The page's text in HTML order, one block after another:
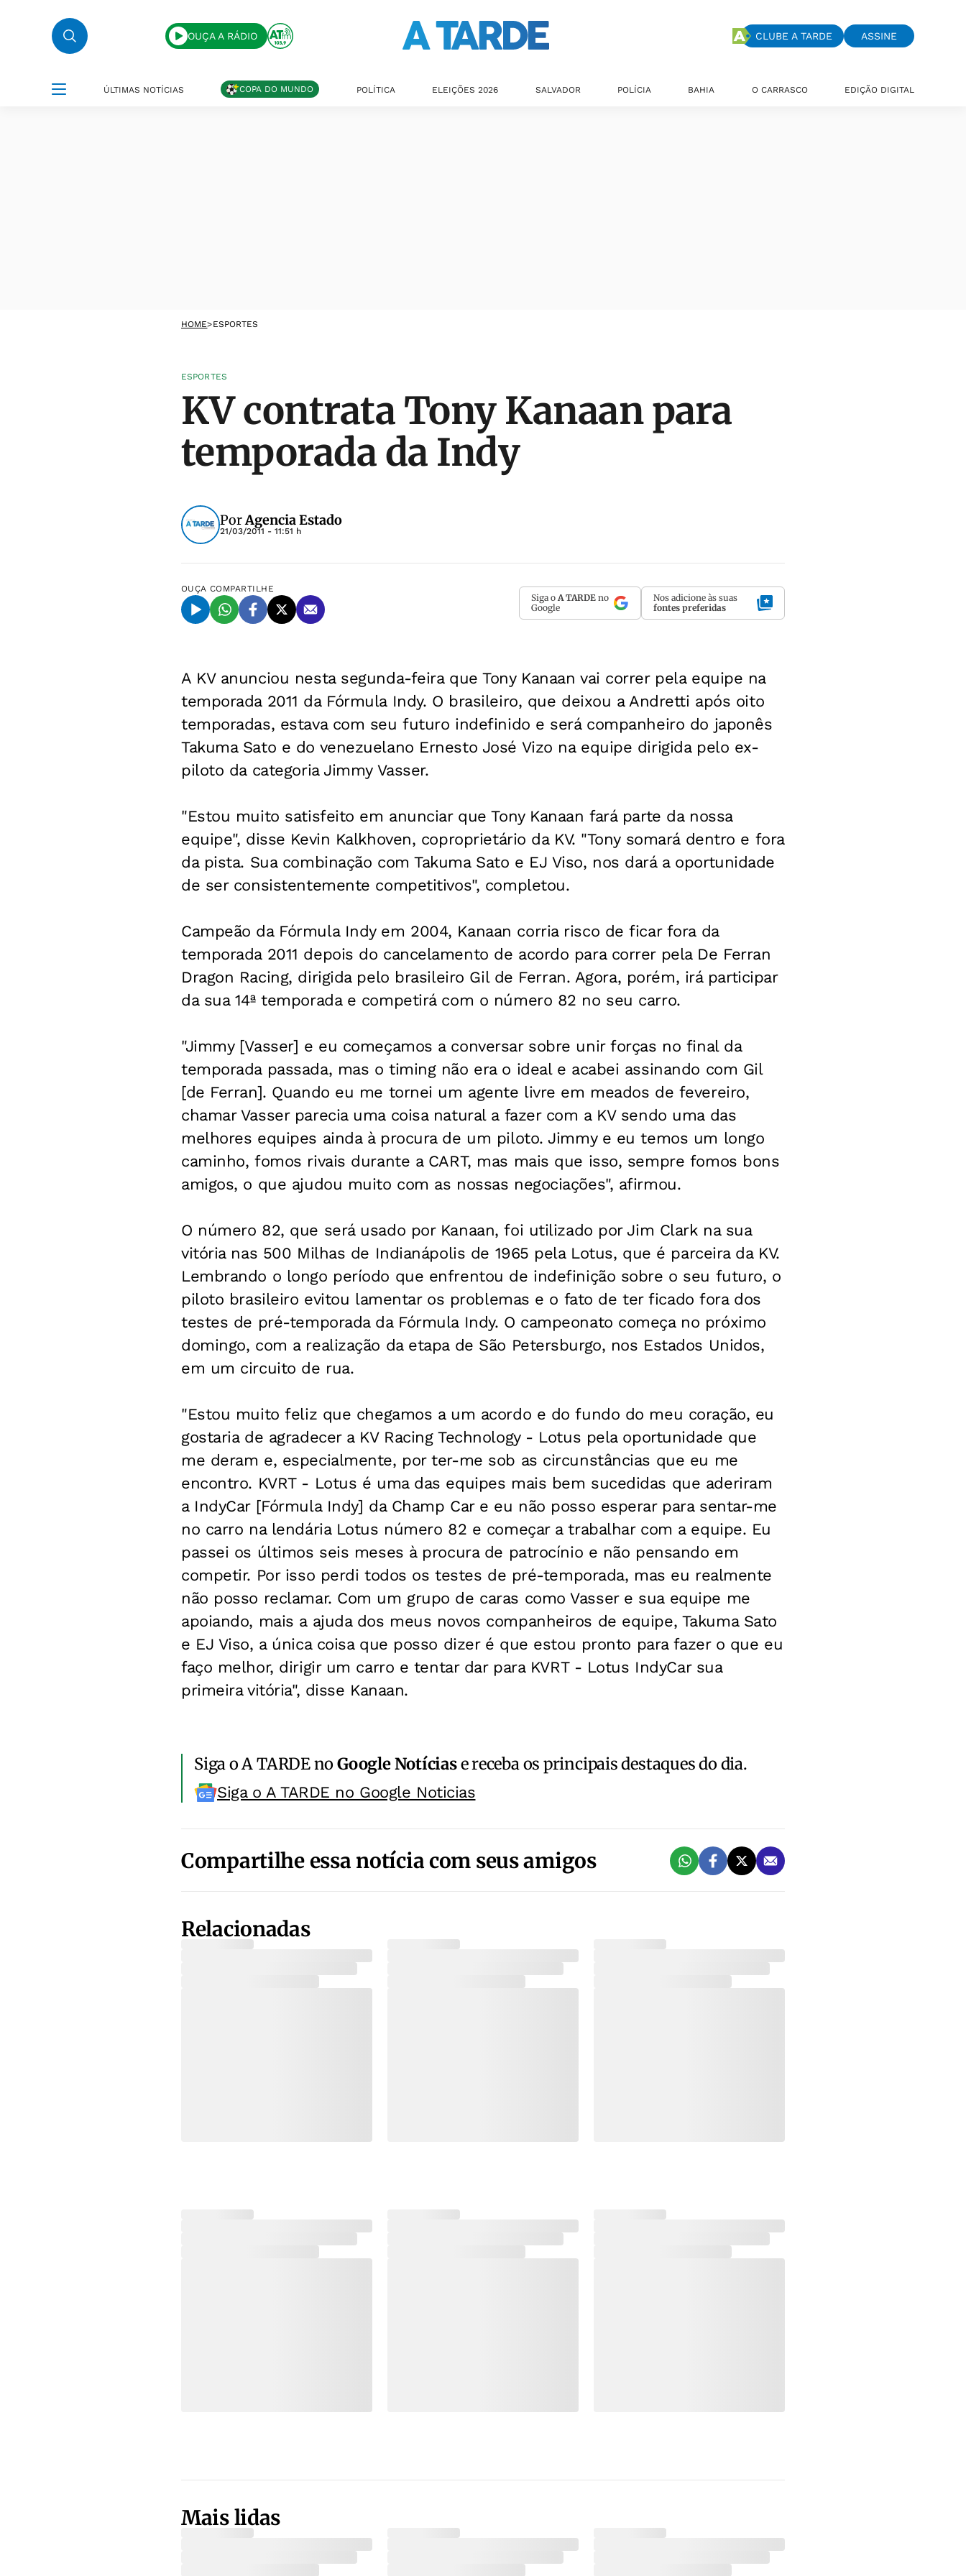
OUÇA A RÁDIO CLUBE A TARDE ASSINE
ÚLTIMAS NOTÍCIAS COPA DO MUNDO POLÍTICA ELEIÇÕES 2026 SALVADOR POLÍCIA BAHIA O CARRASCO EDIÇÃO DIGITAL
HOME>ESPORTES
ESPORTES
KV contrata Tony Kanaan para
temporada da Indy
PorAgencia Estado
21/03/2011 - 11:51 h
OUÇA COMPARTILHE
Siga o A TARDE no
Google
Nos adicione às suas
fontes preferidas
A KV anunciou nesta segunda-feira que Tony Kanaan vai correr pela equipe na
temporada 2011 da Fórmula Indy. O brasileiro, que deixou a Andretti após oito
temporadas, estava com seu futuro indefinido e será companheiro do japonês
Takuma Sato e do venezuelano Ernesto José Vizo na equipe dirigida pelo ex-
piloto da categoria Jimmy Vasser.
"Estou muito satisfeito em anunciar que Tony Kanaan fará parte da nossa
equipe", disse Kevin Kalkhoven, coproprietário da KV. "Tony somará dentro e fora
da pista. Sua combinação com Takuma Sato e EJ Viso, nos dará a oportunidade
de ser consistentemente competitivos", completou.
Campeão da Fórmula Indy em 2004, Kanaan corria risco de ficar fora da
temporada 2011 depois do cancelamento de acordo para correr pela De Ferran
Dragon Racing, dirigida pelo brasileiro Gil de Ferran. Agora, porém, irá participar
da sua 14ª temporada e competirá com o número 82 no seu carro.
"Jimmy [Vasser] e eu começamos a conversar sobre unir forças no final da
temporada passada, mas o timing não era o ideal e acabei assinando com Gil
[de Ferran]. Quando eu me tornei um agente livre em meados de fevereiro,
chamar Vasser parecia uma coisa natural a fazer com a KV sendo uma das
melhores equipes ainda à procura de um piloto. Jimmy e eu temos um longo
caminho, fomos rivais durante a CART, mas mais que isso, sempre fomos bons
amigos, o que ajudou muito com as nossas negociações", afirmou.
O número 82, que será usado por Kanaan, foi utilizado por Jim Clark na sua
vitória nas 500 Milhas de Indianápolis de 1965 pela Lotus, que é parceira da KV.
Lembrando o longo período que enfrentou de indefinição sobre o seu futuro, o
piloto brasileiro evitou lamentar os problemas e o fato de ter ficado fora dos
testes de pré-temporada da Fórmula Indy. O campeonato começa no próximo
domingo, com a realização da etapa de São Petersburgo, nos Estados Unidos,
em um circuito de rua.
"Estou muito feliz que chegamos a um acordo e do fundo do meu coração, eu
gostaria de agradecer a KV Racing Technology - Lotus pela oportunidade que
me deram e, especialmente, por ter-me sob as circunstâncias que eu me
encontro. KVRT - Lotus é uma das equipes mais bem sucedidas que aderiram
a IndyCar [Fórmula Indy] da Champ Car e eu não posso esperar para sentar-me
no carro na lendária Lotus número 82 e começar a trabalhar com a equipe. Eu
passei os últimos seis meses à procura de patrocínio e não pensando em
competir. Por isso perdi todos os testes de pré-temporada, mas eu realmente
não posso reclamar. Com um grupo de caras como Vasser e sua equipe me
apoiando, mais a ajuda dos meus novos companheiros de equipe, Takuma Sato
e EJ Viso, a única coisa que posso dizer é que estou pronto para fazer o que eu
faço melhor, dirigir um carro e tentar dar para KVRT - Lotus IndyCar sua
primeira vitória", disse Kanaan.
Siga o A TARDE noGoogle Notíciase receba os principais destaques do dia.
Siga o A TARDE no Google Noticias
Compartilhe essa notícia com seus amigos
Relacionadas
Mais lidas